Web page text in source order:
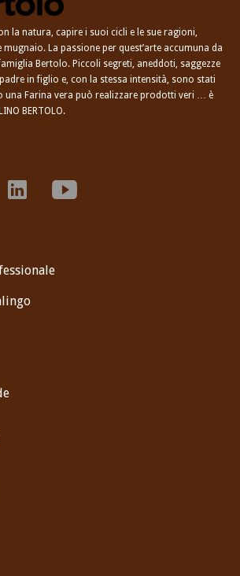
la natura, capire i suoi cicli e le sue ragioni,
La passione per quest’arte accumuna da
Bertolo. Piccoli segreti, aneddoti, saggezze
in figlio e, con la stessa intensità, sono stati
una Farina vera può realizzare prodotti veri … è
BERTOLO.